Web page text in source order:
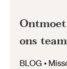
ons
BLOG •